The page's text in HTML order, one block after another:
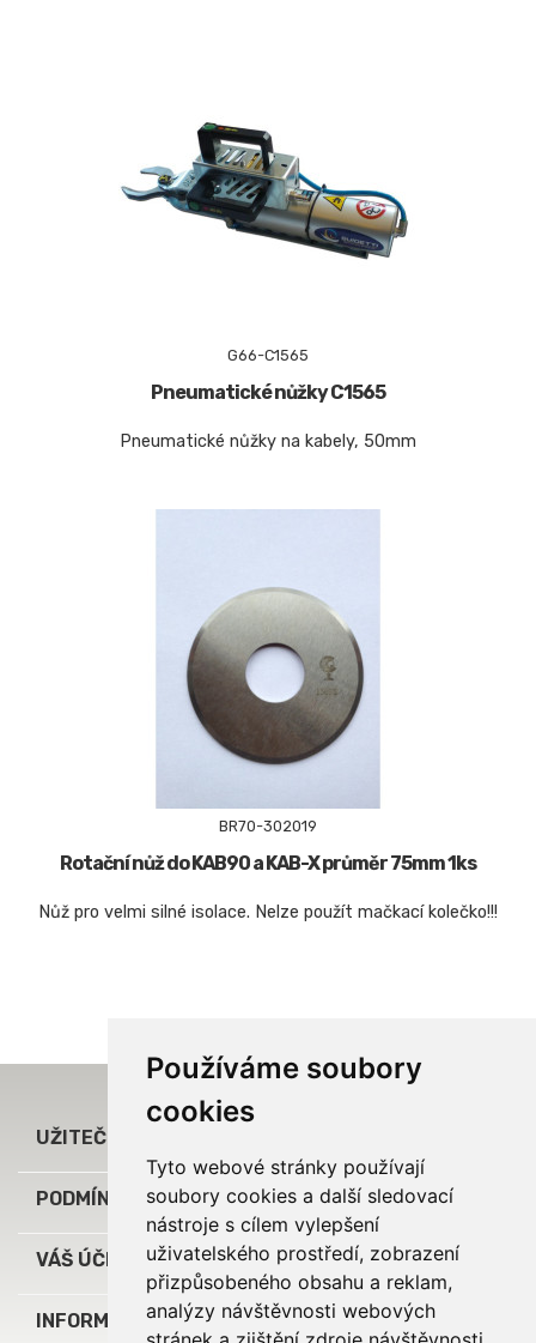
Používáme soubory
cookies
Tyto webové stránky používají
soubory cookies a další sledovací
nástroje s cílem vylepšení
uživatelského prostředí, zobrazení
přizpůsobeného obsahu a reklam,
analýzy návštěvnosti webových
G66-C1565
Pneumatické nůžky C1565
Pneumatické nůžky na kabely, 50mm
BR70-302019
Rotační nůž do KAB90 a KAB-X průměr 75mm 1ks
Nůž pro velmi silné isolace. Nelze použít mačkací kolečko!!!
UŽITEČNÉ ODKAZY
PODMÍNKY A INFORMACE
VÁŠ ÚČET
INFORMACE O OBCHODU